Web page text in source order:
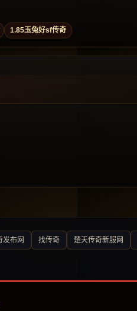
1.85玉兔好sf传奇
发布网 找传奇 楚天传奇新服网